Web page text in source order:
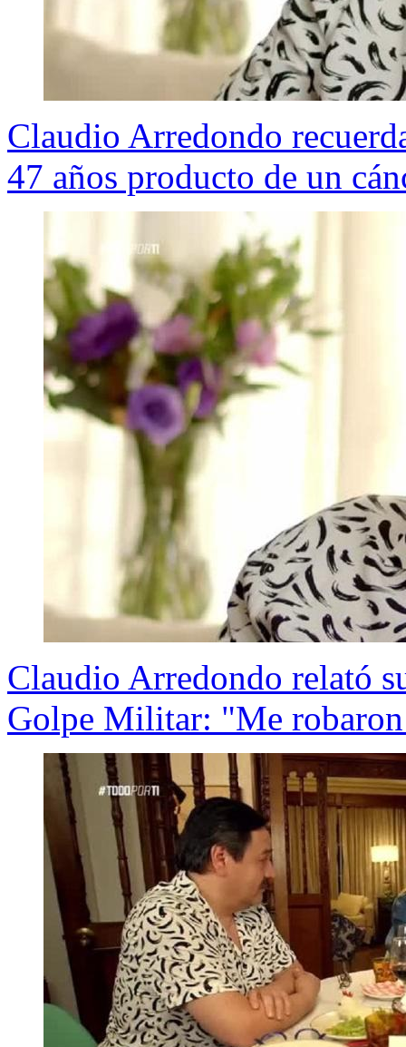
Claudio Arredondo
47 años producto de un
Claudio Arredondo relató
Golpe Militar: "Me